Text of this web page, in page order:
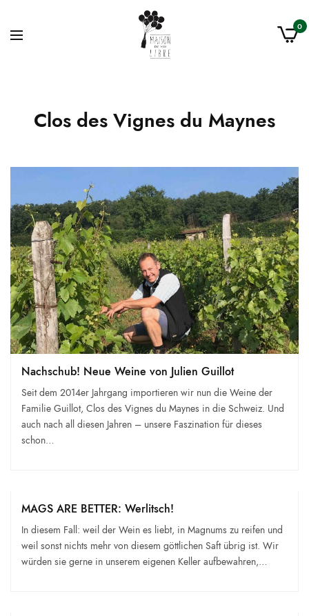
0
Clos des Vignes du Maynes
Nachschub! Neue Weine von Julien Guillot
Seit dem 2014er Jahrgang importieren wir nun die Weine der
Familie Guillot, Clos des Vignes du Maynes in die Schweiz. Und
auch nach all diesen Jahren – unsere Faszination für dieses
schon…
MAGS ARE BETTER: Werlitsch!
In diesem Fall: weil der Wein es liebt, in Magnums zu reifen und
weil sonst nichts mehr von diesem göttlichen Saft übrig ist. Wir
würden sie gerne in unserem eigenen Keller aufbewahren,…